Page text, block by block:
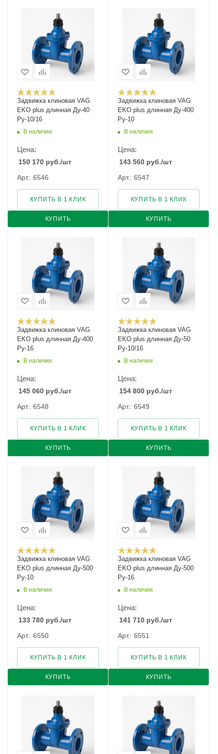
Задвижка клиновая VAG
EKO plus длинная Ду-40
Ру-10/16
В наличии
Цена:
150 170 руб./шт
Арт.: 6546
КУПИТЬ
КУПИТЬ В 1 КЛИК
Задвижка клиновая VAG
EKO plus длинная Ду-400
Ру-10
В наличии
Цена:
143 560 руб./шт
Арт.: 6547
КУПИТЬ
КУПИТЬ В 1 КЛИК
Задвижка клиновая VAG
EKO plus длинная Ду-400
Ру-16
В наличии
Цена:
145 060 руб./шт
Арт.: 6548
КУПИТЬ
КУПИТЬ В 1 КЛИК
Задвижка клиновая VAG
EKO plus длинная Ду-50
Ру-10/16
В наличии
Цена:
154 800 руб./шт
Арт.: 6549
КУПИТЬ
КУПИТЬ В 1 КЛИК
Задвижка клиновая VAG
EKO plus длинная Ду-500
Ру-10
В наличии
Цена:
133 780 руб./шт
Арт.: 6550
КУПИТЬ
КУПИТЬ В 1 КЛИК
Задвижка клиновая VAG
EKO plus длинная Ду-500
Ру-16
В наличии
Цена:
141 710 руб./шт
Арт.: 6551
КУПИТЬ
КУПИТЬ В 1 КЛИК